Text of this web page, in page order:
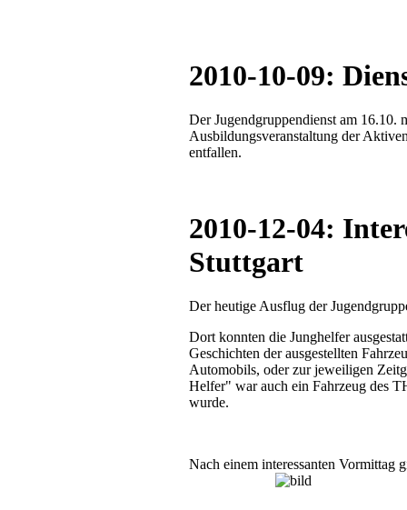
2010-10-09:
Der Jugendgruppendienst am 16.10.
Ausbildungsveranstaltung der
entfallen.
2010-12-04:
Stuttgart
Der heutige Ausflug der
Dort konnten die Junghelfer
Geschichten der ausgestellten
Automobils, oder zur jeweiligen
Helfer" war auch ein Fahrzeug des
wurde.
Nach einem interessanten Vormittag